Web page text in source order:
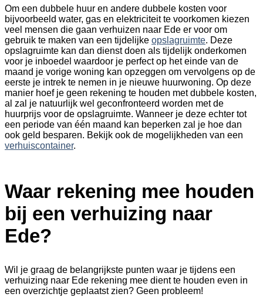
Om een dubbele huur en andere dubbele kosten voor
bijvoorbeeld water, gas en elektriciteit te voorkomen kiezen
veel mensen die gaan verhuizen naar Ede er voor om
gebruik te maken van een tijdelijke opslagruimte. Deze
opslagruimte kan dan dienst doen als tijdelijk onderkomen
voor je inboedel waardoor je perfect op het einde van de
maand je vorige woning kan opzeggen om vervolgens op de
eerste je intrek te nemen in je nieuwe huurwoning. Op deze
manier hoef je geen rekening te houden met dubbele kosten,
al zal je natuurlijk wel geconfronteerd worden met de
huurprijs voor de opslagruimte. Wanneer je deze echter tot
een periode van één maand kan beperken zal je hoe dan
ook geld besparen. Bekijk ook de mogelijkheden van een
verhuiscontainer.
Waar rekening mee houden
bij een verhuizing naar
Ede?
Wil je graag de belangrijkste punten waar je tijdens een
verhuizing naar Ede rekening mee dient te houden even in
een overzichtje geplaatst zien? Geen probleem!